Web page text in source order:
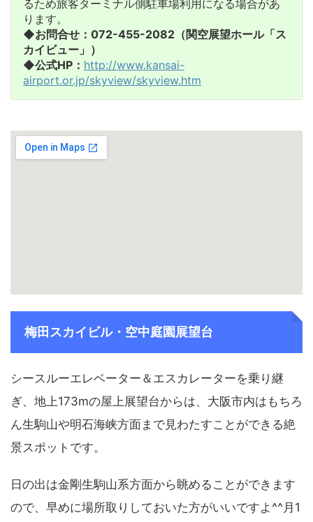
るため旅客ターミナル側駐車場利用になる場合があ
ります。
◆お問合せ：072-455-2082（関空展望ホール「ス
カイビュー」）
◆公式HP： http://www.kansai-
airport.or.jp/skyview/skyview.htm
梅田スカイビル・空中庭園展望台
シースルーエレベーター＆エスカレーターを乗り継
ぎ、地上173mの屋上展望台からは、大阪市内はもちろ
ん生駒山や明石海峡方面まで見わたすことができる絶
景スポットです。
日の出は金剛生駒山系方面から眺めることができます
ので、早めに場所取りしておいた方がいいですよ^^月1